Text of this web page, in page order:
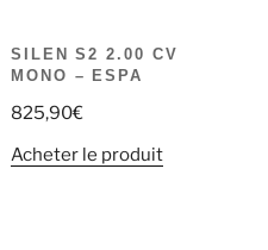
SILEN S2 2.00 CV
MONO – ESPA
825,90€
Acheter le produit